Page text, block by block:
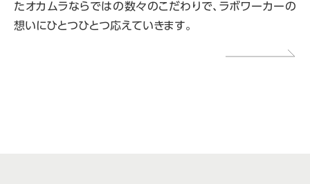
たオカムラならではの数々のこだわりで、ラボワーカーの
想いにひとつひとつ応えていきます。